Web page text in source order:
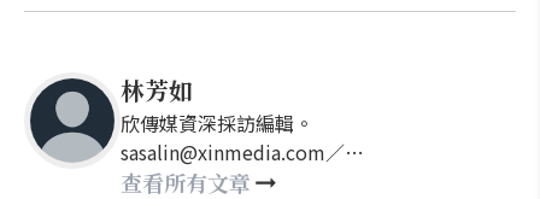
林芳如
欣傳媒資深採訪編輯。
sasalin@xinmedia.com／
happy21917@gmail.com
查看所有文章